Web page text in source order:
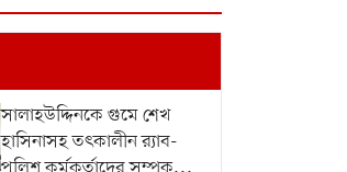
সালাহউদ্দিনকে গুমে শেখ
হাসিনাসহ তৎকালীন র‍্যাব-